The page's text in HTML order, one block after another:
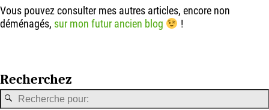
Vous pouvez consulter mes autres articles, encore non
déménagés, sur mon futur ancien blog !
Recherchez